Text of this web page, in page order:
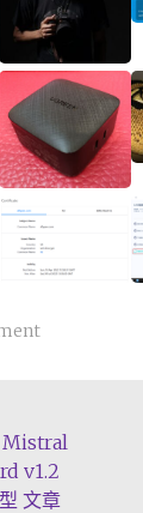
Mistral
v1.2
文章